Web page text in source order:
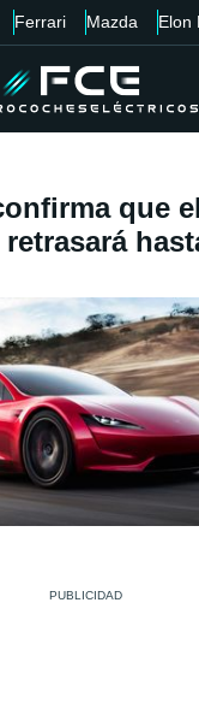
Ferrari Mazda Elon
que